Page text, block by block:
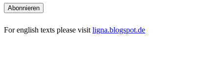
For english texts please visit ligna.blogspot.de